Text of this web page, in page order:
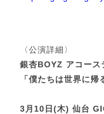
〈公演詳細〉
銀杏BOYZ アコース
「僕たちは世界に
3月10日(木) 仙台